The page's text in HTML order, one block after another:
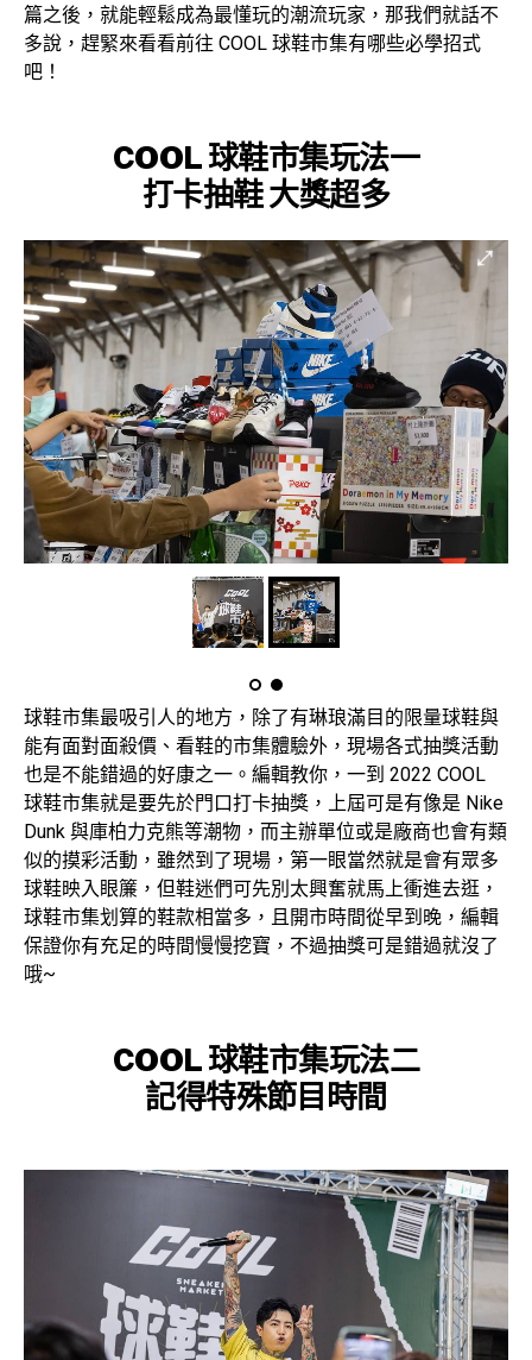
篇之後，就能輕鬆成為最懂玩的潮流玩家，那我們就話不
多說，趕緊來看看前往 COOL 球鞋市集有哪些必學招式
吧！
COOL 球鞋市集玩法一
打卡抽鞋 大獎超多
球鞋市集最吸引人的地方，除了有琳琅滿目的限量球鞋與
能有面對面殺價、看鞋的市集體驗外，現場各式抽獎活動
也是不能錯過的好康之一。編輯教你，一到 2022 COOL
球鞋市集就是要先於門口打卡抽獎，上屆可是有像是 Nike
Dunk 與庫柏力克熊等潮物，而主辦單位或是廠商也會有類
似的摸彩活動，雖然到了現場，第一眼當然就是會有眾多
球鞋映入眼簾，但鞋迷們可先別太興奮就馬上衝進去逛，
球鞋市集划算的鞋款相當多，且開市時間從早到晚，編輯
保證你有充足的時間慢慢挖寶，不過抽獎可是錯過就沒了
哦~
COOL 球鞋市集玩法二
記得特殊節目時間